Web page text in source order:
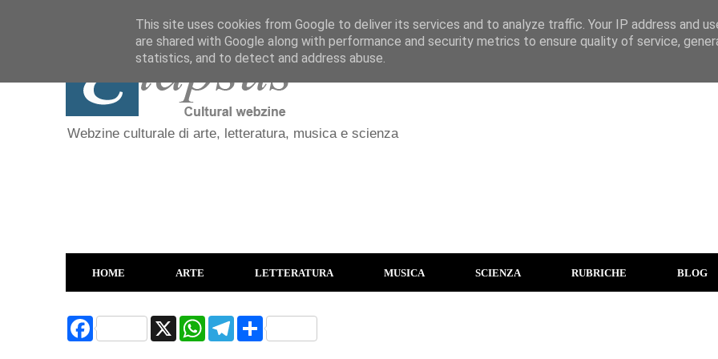
Webzine culturale di arte, letteratura, musica e scienza
HOME ARTE LETTERATURA MUSICA SCIENZA RUBRICHE BLOG
F
a
X
W
T
S
h
This site uses cookies from Google to deliver its services and to analyze traffic. Your IP address and
are shared with Google along with performance and security metrics to ensure quality of service,
statistics, and to detect and address abuse.